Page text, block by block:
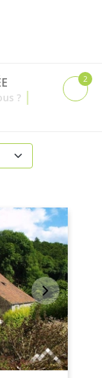
? |
2